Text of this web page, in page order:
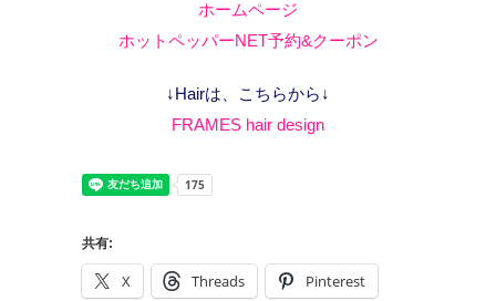
ホームページ
ホットペッパーNET予約&クーポン
↓Hairは、こちらから↓
FRAMES hair design
共有:
X Threads Pinterest